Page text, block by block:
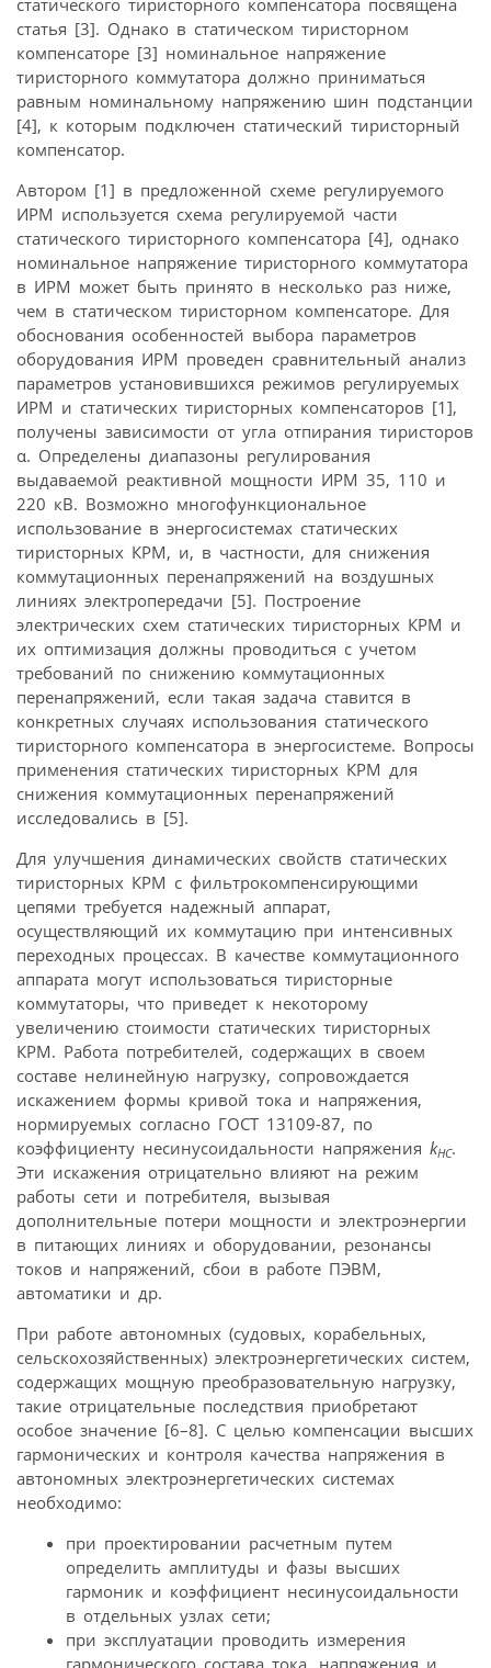
статья [3]. Однако в статическом тиристорном
компенсаторе [3] номинальное напряжение
тиристорного коммутатора должно приниматься
равным номинальному напряжению шин подстанции
[4], к которым подключен статический тиристорный
компенсатор.
Автором [1] в предложенной схеме регулируемого
ИРМ используется схема регулируемой части
статического тиристорного компенсатора [4], однако
номинальное напряжение тиристорного коммутатора
в ИРМ может быть принято в несколько раз ниже,
чем в статическом тиристорном компенсаторе. Для
обоснования особенностей выбора параметров
оборудования ИРМ проведен сравнительный анализ
параметров установившихся режимов регулируемых
ИРМ и статических тиристорных компенсаторов [1],
получены зависимости от угла отпирания тиристоров
α. Определены диапазоны регулирования
выдаваемой реактивной мощности ИРМ 35, 110 и
220 кВ. Возможно многофункциональное
использование в энергосистемах статических
тиристорных КРМ, и, в частности, для снижения
коммутационных перенапряжений на воздушных
линиях электропередачи [5]. Построение
электрических схем статических тиристорных КРМ и
их оптимизация должны проводиться с учетом
требований по снижению коммутационных
перенапряжений, если такая задача ставится в
конкретных случаях использования статического
тиристорного компенсатора в энергосистеме. Вопросы
применения статических тиристорных КРМ для
снижения коммутационных перенапряжений
исследовались в [5].
Для улучшения динамических свойств статических
тиристорных КРМ с фильтрокомпенсирующими
цепями требуется надежный аппарат,
осуществляющий их коммутацию при интенсивных
переходных процессах. В качестве коммутационного
аппарата могут использоваться тиристорные
коммутаторы, что приведет к некоторому
увеличению стоимости статических тиристорных
КРМ. Работа потребителей, содержащих в своем
составе нелинейную нагрузку, сопровождается
искажением формы кривой тока и напряжения,
нормируемых согласно ГОСТ 13109-87, по
коэффициенту несинусоидальности напряжения kHC.
Эти искажения отрицательно влияют на режим
работы сети и потребителя, вызывая
дополнительные потери мощности и электро­энергии
в питающих линиях и оборудовании, резонансы
токов и напряжений, сбои в работе ПЭВМ,
автоматики и др.
При работе автономных (судовых, корабельных,
сельскохозяйственных) электро­энергетических систем,
содержащих мощную преобразовательную нагрузку,
такие отрицательные последствия приобретают
особое значение [6–8]. С целью компенсации высших
гармонических и контроля качества напряжения в
автономных электроэнергетических системах
необходимо:
при проектировании расчетным путем
определить амплитуды и фазы высших
гармоник и коэффициент несинусоидальности
в отдельных узлах сети;
при эксплуатации проводить измерения
гармонического состава тока, напряжения и